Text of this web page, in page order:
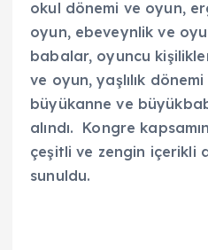
okul dönemi ve oyun,
oyun, ebeveynlik ve
babalar, oyuncu
ve oyun, yaşlılık
büyükanne ve
alındı. Kongre
çeşitli ve zengin içerikli
sunuldu.